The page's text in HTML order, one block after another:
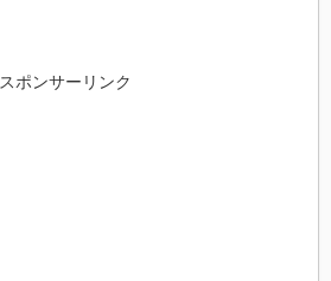
スポンサーリンク